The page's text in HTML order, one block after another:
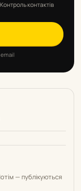
Контроль контактів
email
— публікуються